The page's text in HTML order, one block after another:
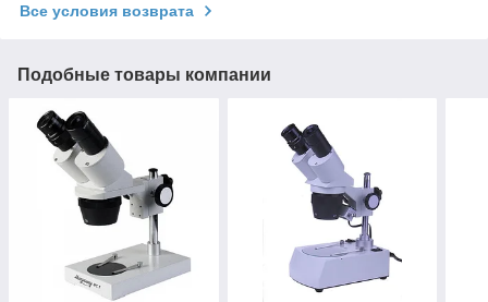
Все условия возврата
Подобные товары компании